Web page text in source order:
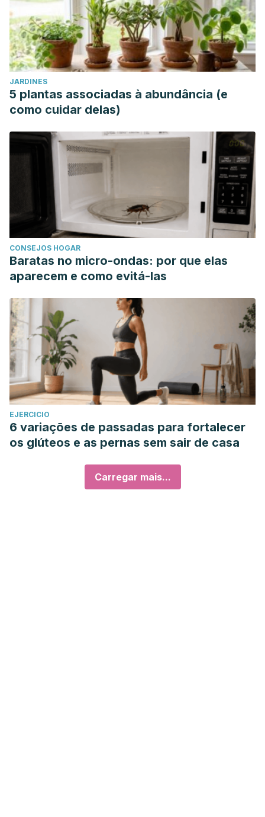
JARDINES
5 plantas associadas à abundância (e
como cuidar delas)
CONSEJOS HOGAR
Baratas no micro-ondas: por que elas
aparecem e como evitá-las
EJERCICIO
6 variações de passadas para fortalecer
os glúteos e as pernas sem sair de casa
Carregar mais...